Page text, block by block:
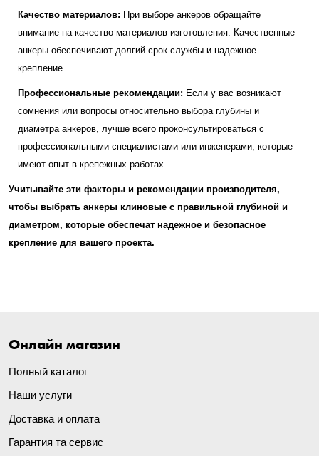
Качество материалов: При выборе анкеров обращайте
внимание на качество материалов изготовления. Качественные
анкеры обеспечивают долгий срок службы и надежное
крепление.
Профессиональные рекомендации: Если у вас возникают
сомнения или вопросы относительно выбора глубины и
диаметра анкеров, лучше всего проконсультироваться с
профессиональными специалистами или инженерами, которые
имеют опыт в крепежных работах.
Учитывайте эти факторы и рекомендации производителя,
чтобы выбрать анкеры клиновые с правильной глубиной и
диаметром, которые обеспечат надежное и безопасное
крепление для вашего проекта.
Онлайн магазин
Полный каталог
Наши услуги
Доставка и оплата
Гарантия та сервис